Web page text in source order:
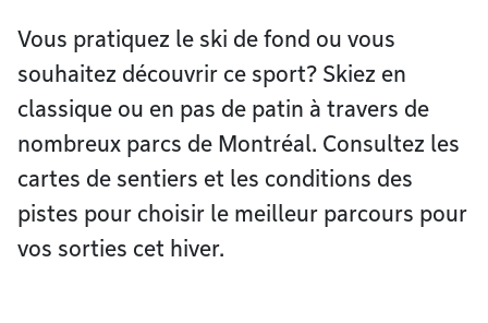
Vous pratiquez le ski de fond ou vous
souhaitez découvrir ce sport? Skiez en
classique ou en pas de patin à travers de
nombreux parcs de Montréal. Consultez les
cartes de sentiers et les conditions des
pistes pour choisir le meilleur parcours pour
vos sorties cet hiver.